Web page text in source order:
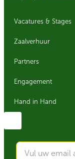
Vacatures & Stages
Zaalverhuur
Partners
Engagement
Hand in Hand